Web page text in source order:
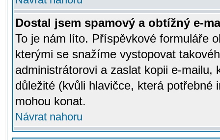
Dostal jsem spamový a obtížný e-
To je nám líto. Příspěvkové formuláře
kterými se snažíme vystopovat
administrátorovi a zaslat kopii e-mailu,
důležité (kvůli hlavičce, která potřebné
mohou konat.
Návrat nahoru